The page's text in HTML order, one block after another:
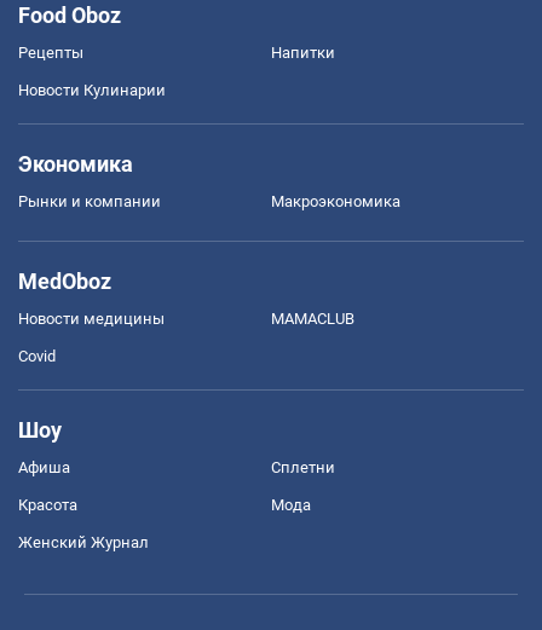
Food Oboz
Рецепты Напитки
Новости Кулинарии
Экономика
Рынки и компании Mакроэкономика
MedOboz
Новости медицины MAMACLUB
Covid
Шоу
Афиша Сплетни
Красота Мода
Женский Журнал